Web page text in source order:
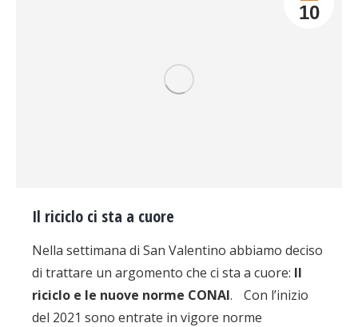
10
Il riciclo ci sta a cuore
Nella settimana di San Valentino abbiamo deciso
di trattare un argomento che ci sta a cuore: Il
riciclo e le nuove norme CONAI. Con l’inizio
del 2021 sono entrate in vigore norme